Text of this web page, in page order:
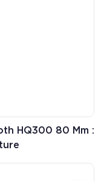
HQ300 80 Mm :